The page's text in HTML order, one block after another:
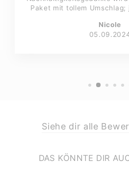
Paket mit tollem Umschlag;
Nicole
Siehe dir alle
DAS KÖNNTE DIR